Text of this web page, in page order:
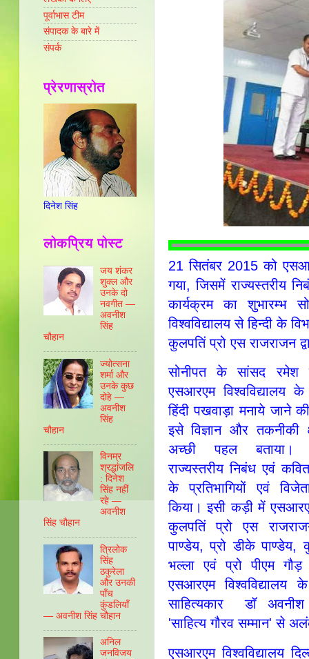
21 सितंबर 2015 को
गया, जिसमें राज्यस्तरीय
कार्यक्रम का शुभारम्भ
विश्वविद्यालय से हिन्दी के
कुलपतिं प्रो एस राजराजन
सोनीपत के सांसद रमेश
एसआरएम विश्वविद्यालय के
हिंदी पखवाड़ा मनाये जाने
इसे विज्ञान और
अच्छी पहल बताया।
राज्यस्तरीय निबंध एवं
के प्रतिभागियों एवं
किया। इसी कड़ी में
कुलपतिं प्रो एस
पाण्डेय, प्रो डीके पाण्डेय,
भल्ला एवं प्रो पीएम
एसआरएम विश्वविद्यालय
साहित्यकार डॉ
'साहित्य गौरव सम्मान' से
एसआरएम विश्वविद्यालय
पूर्वाभास टीम
संपादक के बारे में
संपर्क
प्रेरणास्रोत
दिनेश सिंह
लोकप्रिय पोस्ट
जय शंकर
शुक्ल और
उनके दो
नवगीत —
अवनीश
सिंह
चौहान
ज्योत्सना
शर्मा और
उनके कुछ
दोहे —
अवनीश
सिंह
चौहान
विनम्र
श्रद्धांजलि
: दिनेश
सिंह नहीं
रहे —
अवनीश
सिंह चौहान
त्रिलोक
सिंह
ठकुरेला
और उनकी
पाँच
कुंडलियाँ
— अवनीश सिंह चौहान
अनिल
जनविजय